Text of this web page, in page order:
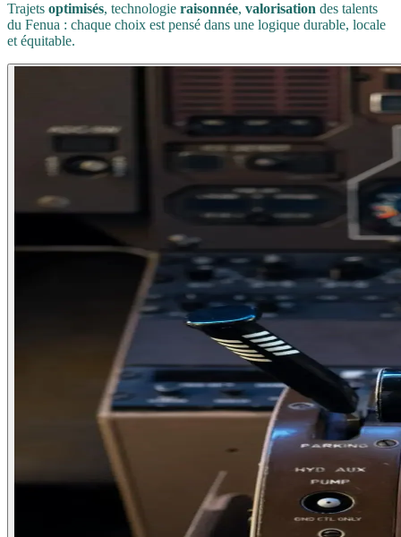
Trajets optimisés, technologie raisonnée, valorisation des talents
du Fenua : chaque choix est pensé dans une logique durable, locale
et équitable.